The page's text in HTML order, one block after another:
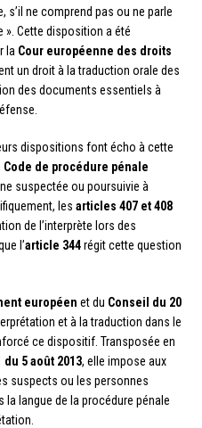
s’il ne comprend pas ou ne parle
». Cette disposition a été
la Cour européenne des droits
un droit à la traduction orale des
des documents essentiels à
dispositions font écho à cette
de procédure pénale
suspectée ou poursuivie à
les articles 407 et 408
de l’interprète lors des
l’article 344régit cette question
européen et du Conseil du 20
et à la traduction dans le
ce dispositif. Transposée en
du 5 août 2013, elle impose aux
suspects ou les personnes
langue de la procédure pénale